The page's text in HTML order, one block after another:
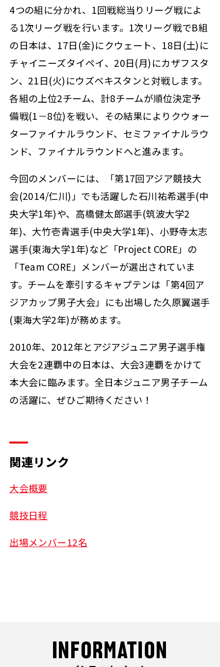
4つの組に分かれ、1回戦総当りリーグ戦によ
る1次リーグ戦を行います。1次リーグ戦でB組
の日本は、17日(金)にクウェート、18日(土)に
チャイニーズタイペイ、20日(月)にカザフスタ
ン、21日(火)にウズベキスタンと対戦します。
各組の上位2チーム、計8チームが順位決定予
備戦(1－8位)を戦い、その結果によりクウォー
ターファイナルラウンド、セミファイナルラウ
ンド、ファイナルラウンドへと進みます。
今回のメンバーには、「第17回アジア競技大
会(2014/仁川)」でも活躍した石川祐希選手(中
央大学1年)や、高橋健太郎選手(筑波大学2
年)、大竹壱青選手(中央大学1年)、小野寺太志
選手(東海大学1年)など「Project CORE」の
「Team CORE」メンバーが選出されていま
す。チームを牽引するキャプテンは「第4回ア
ジアカップ男子大会」にも出場した久原翼選手
(東海大学2年)が務めます。
2010年、2012年とアジアジュニア男子選手権
大会を2連覇中の日本は、大会3連覇をかけて
本大会に臨みます。全日本ジュニア男子チーム
の活躍に、ぜひご期待ください！
関連リンク
大会概要
競技日程
出場メンバー12名
INFORMATION